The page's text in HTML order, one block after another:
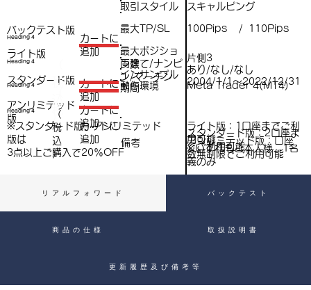
バックテスト版
スタンダード版
アンリミテッド
版
最大ポジショ
ン数
片側3
Heading 4
​カートに
追加
税
込
）
Heading 4
​カートに
追加
Heading 4
税
込
）
​カートに
追加
Heading 4
（
税
込
）
​カートに
追加
ライト版
取引スタイル スキャルピング
最大TP/SL 100Pips / 110Pips
両建て/ナンピ
ン/マーチン
あり/なし/なし
インサンプル
期間
2004/1/1～2022/12/31
動作環境 Meta Trader 4(MT4)
備考
ライト版：1口座までご利
用可能
スタンダード版：2口座ま
でご利用可能
アンリミテッド版：口座
数無制限でご利用可能
※いずれもご本人様、1名
義のみ
※スタンダード版、アンリミテッド
版は
3点以上ご購入で​20％OFF
リアルフォワード バックテスト
商品の仕様 取扱説明書
更新履歴及び備考等